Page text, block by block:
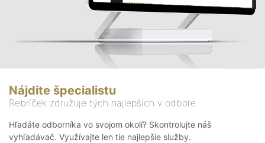
Nájdite špecialistu
Rebríček združuje tých najlepších v odbore
Hľadáte odborníka vo svojom okolí? Skontrolujte náš
vyhľadávač. Využívajte len tie najlepšie služby.